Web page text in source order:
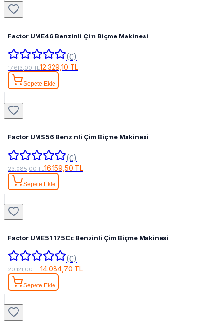
Factor UME46 Benzinli Çim Biçme Makinesi
(0)
17.613,00 TL12.329,10 TL
Sepete Ekle
Factor UMS56 Benzinli Çim Biçme Makinesi
(0)
23.085,00 TL 16.159,50 TL
Sepete Ekle
Factor UME51 175Cc Benzinli Çim Biçme Makinesi
(0)
20.121,00 TL14.084,70 TL
Sepete Ekle